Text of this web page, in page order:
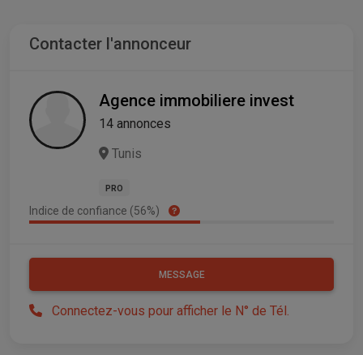
Contacter l'annonceur
Agence immobiliere invest
14 annonces
Tunis
PRO
Indice de confiance (56%)
MESSAGE
Connectez-vous pour afficher le N° de Tél.